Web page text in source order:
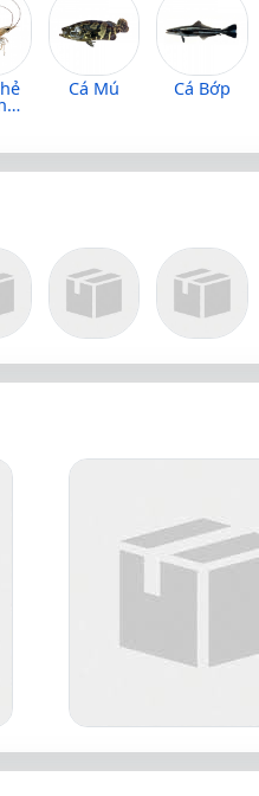
Cá Mú Cá Bớp